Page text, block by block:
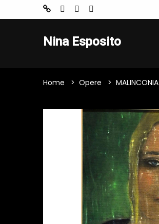
Nina Esposito
Home Opere MALINCONIA